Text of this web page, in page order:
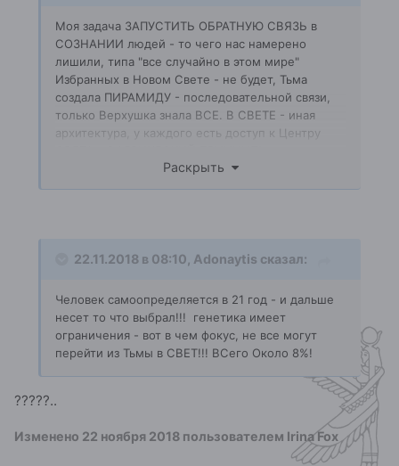
Моя задача ЗАПУСТИТЬ ОБРАТНУЮ СВЯЗЬ в
СОЗНАНИИ людей - то чего нас намерено
лишили, типа "все случайно в этом мире"
Избранных в Новом Свете - не будет, Тьма
создала ПИРАМИДУ - последовательной связи,
только Верхушка знала ВСЕ. В СВЕТЕ - иная
архитектура, у каждого есть доступ к Центру
Раскрыть
22.11.2018 в 08:10, Adonaytis сказал:
Человек самоопределяется в 21 год - и дальше
несет то что выбрал!!! генетика имеет
ограничения - вот в чем фокус, не все могут
перейти из Тьмы в СВЕТ!!! ВСего Около 8%!
?????..
Изменено 22 ноября 2018 пользователем Irina Fox